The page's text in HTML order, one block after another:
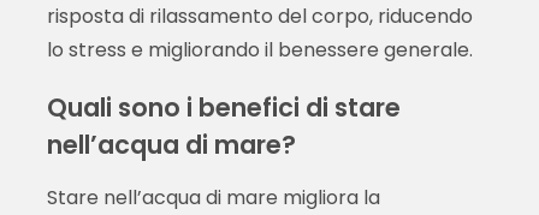
risposta di rilassamento del corpo, riducendo
lo stress e migliorando il benessere generale.
Quali sono i benefici di stare
nell’acqua di mare?
Stare nell’acqua di mare migliora la